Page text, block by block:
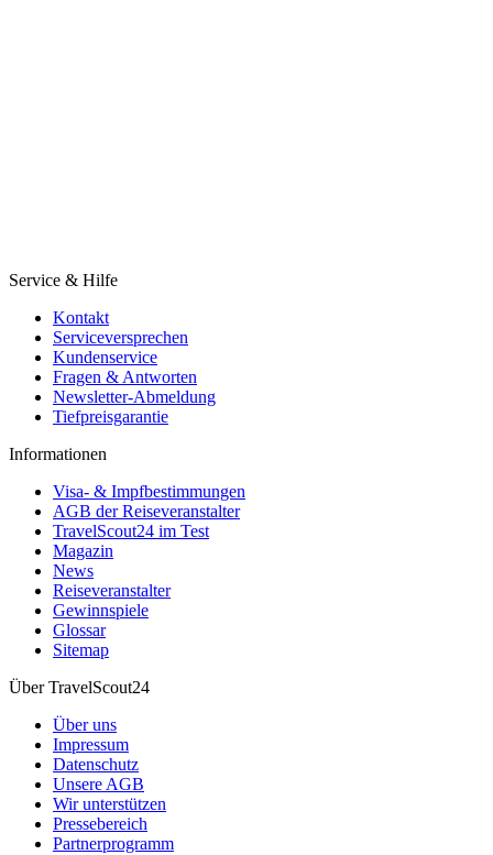
Service & Hilfe
Kontakt
Serviceversprechen
Kundenservice
Fragen & Antworten
Newsletter-Abmeldung
Tiefpreisgarantie
Informationen
Visa- & Impfbestimmungen
AGB der Reiseveranstalter
TravelScout24 im Test
Magazin
News
Reiseveranstalter
Gewinnspiele
Glossar
Sitemap
Über TravelScout24
Über uns
Impressum
Datenschutz
Unsere AGB
Wir unterstützen
Pressebereich
Partnerprogramm